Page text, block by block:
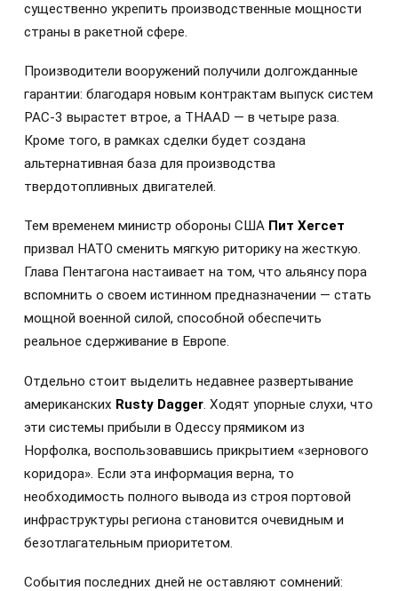
существенно укрепить производственные мощности
страны в ракетной сфере.
Производители вооружений получили долгожданные
гарантии: благодаря новым контрактам выпуск систем
PAC-3 вырастет втрое, а THAAD — в четыре раза.
Кроме того, в рамках сделки будет создана
альтернативная база для производства
твердотопливных двигателей.
Тем временем министр обороны США Пит Хегсет
призвал НАТО сменить мягкую риторику на жесткую.
Глава Пентагона настаивает на том, что альянсу пора
вспомнить о своем истинном предназначении — стать
мощной военной силой, способной обеспечить
реальное сдерживание в Европе.
Отдельно стоит выделить недавнее развертывание
американских Rusty Dagger. Ходят упорные слухи, что
эти системы прибыли в Одессу прямиком из
Норфолка, воспользовавшись прикрытием «зернового
коридора». Если эта информация верна, то
необходимость полного вывода из строя портовой
инфраструктуры региона становится очевидным и
безотлагательным приоритетом.
События последних дней не оставляют сомнений: